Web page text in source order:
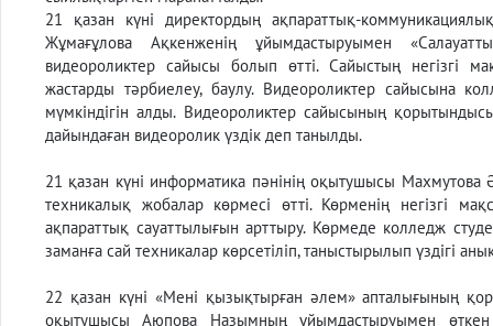
21 қазан күні директордың ақпараттық-
Жұмағұлова Ақкенженің ұйымдастыруымен
видеороликтер сайысы болып өтті. Сайыстың негізгі
жастарды тәрбиелеу, баулу. Видеороликтер сайысына
мүмкіндігін алды. Видеороликтер сайысының
дайындаған видеоролик үздік деп танылды.
21 қазан күні информатика пәнінің оқытушысы
техникалық жобалар көрмесі өтті. Көрменің негізгі
ақпараттық сауаттылығын арттыру. Көрмеде колледж
заманға сай техникалар көрсетіліп, таныстырылып үздігі
22 қазан күні «Мені қызықтырған әлем» апталығының
оқытушысы Аюпова Назымның ұйымдастыруымен